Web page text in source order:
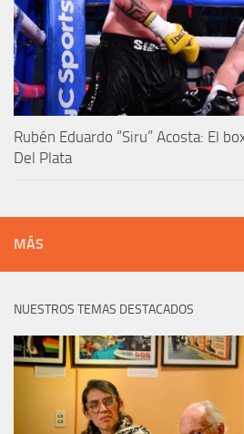
Rubén Eduardo “Siru” Acosta: El
Del Plata
MÁS
NUESTROS TEMAS DESTACADOS